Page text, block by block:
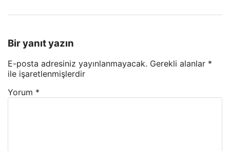
Bir yanıt yazın
E-posta adresiniz yayınlanmayacak. Gerekli alanlar *
ile işaretlenmişlerdir
Yorum *